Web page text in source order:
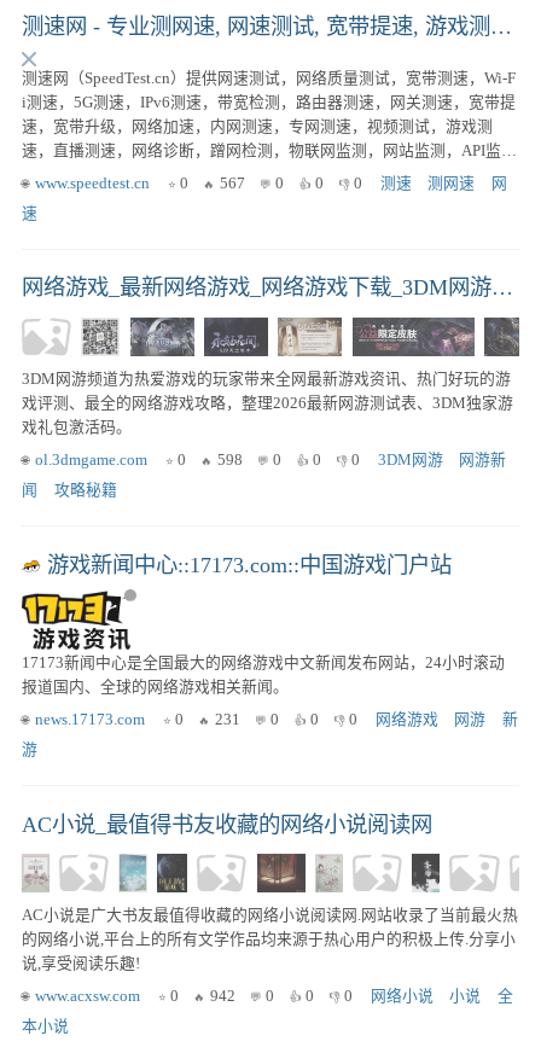
测速网 - 专业测网速, 网速测试, 宽带提速, 游戏测速, 直播测速, 5G测速, 物联网监测,Wi-Fi 7,Wi-Fi 6...
测速网（SpeedTest.cn）提供网速测试，网络质量测试，宽带测速，Wi-F
i测速，5G测速，IPv6测速，带宽检测，路由器测速，网关测速，宽带提
速，宽带升级，网络加速，内网测速，专网测速，视频测试，游戏测
速，直播测速，网络诊断，蹭网检测，物联网监测，网站监测，API监
测，Ping测试，路由测试等专业服务，拥有国内外大量高性能测试点，
7,Wi-Fi 6,FTTR,全屋Wi-Fi。
www.speedtest.cn 0 567 0 0 0 测速 测网速
网
速
网络游戏_最新网络游戏_网络游戏下载_3DM网游频道_3DM网游
3DM网游频道为热爱游戏的玩家带来全网最新游戏资讯、热门好玩的游
戏评测、最全的网络游戏攻略，整理2026最新网游测试表、3DM独家游
戏礼包激活码。
ol.3dmgame.com
0 598 0 0 0 3DM网游
网游新
闻
攻略秘籍
游戏新闻中心::17173.com::中国游戏门户站
17173新闻中心是全国最大的网络游戏中文新闻发布网站，24小时滚动
报道国内、全球的网络游戏相关新闻。
news.17173.com
0 231 0 0 0 网络游戏 网游
新
游
AC小说_最值得书友收藏的网络小说阅读网
AC小说是广大书友最值得收藏的网络小说阅读网.网站收录了当前最火热
的网络小说,平台上的所有文学作品均来源于热心用户的积极上传.分享小
说,享受阅读乐趣!
www.acxsw.com
0 942 0 0 0 网络小说 小说
全
本小说